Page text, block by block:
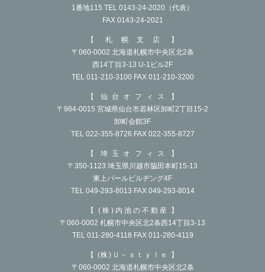
1番地115 TEL 0143-24-2020（代表）
FAX 0143-24-2021
札幌支店
〒060-0002 北海道札幌市中央区北2条
西14丁目3-13 U-1ビル2F
TEL 011-210-3100 FAX 011-210-3200
仙台オフィス
〒984-0015 宮城県仙台市若林区卸町2丁目15-2
卸町会館3F
TEL 022-355-8726 FAX 022-355-8727
埼玉オフィス
〒350-1123 埼玉県川越市脇田本町15-13
東上パールビルヂング4F
TEL 049-293-8013 FAX 049-293-8014
(株)内池の不動産
〒060-0002 札幌市中央区北2条西14丁目3-13
TEL 011-280-4118 FAX 011-280-4119
(株)Ｕ－ｓｔｙｌｅ
〒060-0002 北海道札幌市中央区北2条